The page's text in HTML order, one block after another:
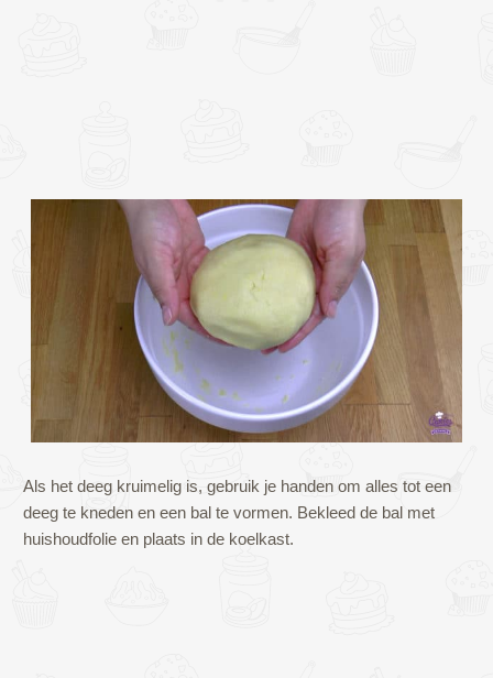
Als het deeg kruimelig is, gebruik je handen om alles tot een
deeg te kneden en een bal te vormen. Bekleed de bal met
huishoudfolie en plaats in de koelkast.